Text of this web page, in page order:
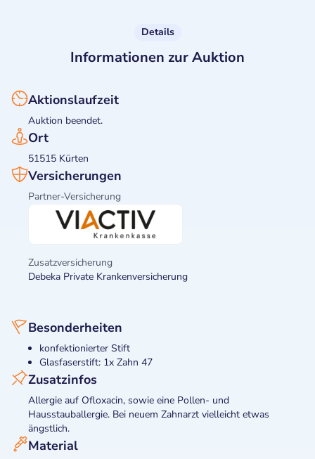
Details
Informationen zur Auktion
Aktionslaufzeit
Auktion beendet.
Ort
51515 Kürten
Versicherungen
Partner-Versicherung
Zusatzversicherung
Debeka Private Krankenversicherung
Besonderheiten
konfektionierter Stift
Glasfaserstift: 1x Zahn 47
Zusatzinfos
Allergie auf Ofloxacin, sowie eine Pollen- und
Hausstauballergie. Bei neuem Zahnarzt vielleicht etwas
ängstlich.
Material